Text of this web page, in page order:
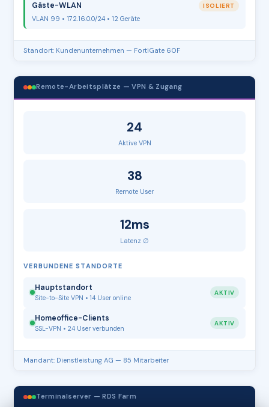
Gäste-WLAN ISOLIERT
VLAN 99 • 172.16.0.0/24 • 12 Geräte
Standort: Kundenunternehmen — FortiGate 60F
Remote-Arbeitsplätze — VPN & Zugang
24
Aktive VPN
38
Remote User
12ms
Latenz ∅
VERBUNDENE STANDORTE
Hauptstandort
Site-to-Site VPN • 14 User online
AKTIV
Homeoffice-Clients
SSL-VPN • 24 User verbunden
AKTIV
Mandant: Dienstleistung AG — 85 Mitarbeiter
Terminalserver — RDS Farm